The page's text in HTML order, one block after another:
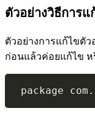
ตัวอย่างวิธีการแ
ตัวอย่างการแก้ไขตั
ก่อนแล้วค่อยแก้ไข